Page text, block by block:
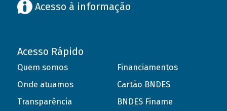
Acesso à informação
Acesso Rápido
Quem somos
Onde atuamos
Transparência
Financiamentos
Cartão BNDES
BNDES Finame